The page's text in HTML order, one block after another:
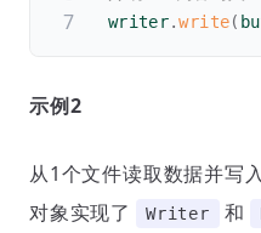
writer.write(
示例2
从1个文件读取数据并写
对象实现了 Writer 和